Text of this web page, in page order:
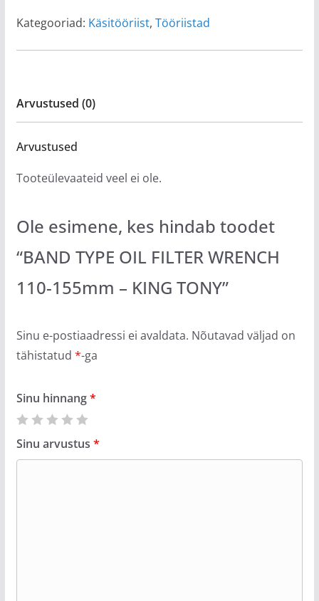
Kategooriad: Käsitööriist, Tööriistad
Arvustused (0)
Arvustused
Tooteülevaateid veel ei ole.
Ole esimene, kes hindab toodet
“BAND TYPE OIL FILTER WRENCH
110-155mm – KING TONY”
Sinu e-postiaadressi ei avaldata. Nõutavad väljad on
tähistatud *-ga
Sinu hinnang*
Sinu arvustus *